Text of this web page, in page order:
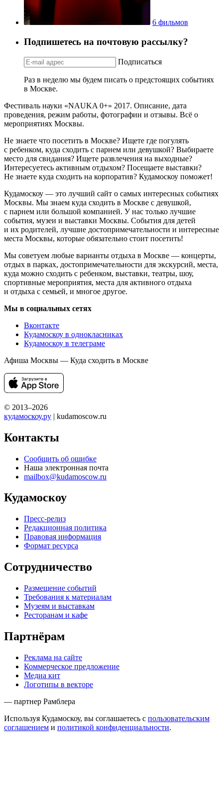
6 фильмов
Подпишетесь на почтовую рассылку?
Подписаться
Раз в неделю мы будем писать о предстоящих событиях
в Москве.
Фестиваль науки «NAUKA 0+» 2017. Описание, дата
проведения, режим работы, фотографии и отзывы. Всё о
мероприятиях Москвы.
Не знаете что посетить в Москве? Ищете где погулять
с ребенком, куда сходить с парнем или девушкой? Выбираете
место для свидания? Ищете развлечения на выходные?
Интересуетесь активным отдыхом? Посещаете выставки?
Не знаете куда сходить на корпоратив? Кудамоскоу поможет!
Кудамоскоу — это лучший сайт о самых интересных событиях
Москвы. Мы знаем куда сходить в Москве с девушкой,
с парнем или большой компанией. У нас только лучшие
события, музеи и выставки Москвы. События для детей
и их родителей, лучшие достопримечательности и интересные
места Москвы, которые обязательно стоит посетить!
Мы советуем любые варианты отдыха в Москве — концерты,
отдых в парках, достопримечательности для экскурсий, места,
куда можно сходить с ребенком, выставки, театры, шоу,
спортивные мероприятия, места для активного отдыха
и отдыха с семьей, и многое другое.
Мы в социальных сетях
Вконтакте
Кудамоскоу в однокласниках
Кудамоскоу в телеграме
Афиша Москвы — Куда сходить в Москве
© 2013–2026
кудамоскоу.ру | kudamoscow.ru
Контакты
Сообщить об ошибке
Наша электронная почта
mailbox@kudamoscow.ru
Кудамоскоу
Пресс-релиз
Редакционная политика
Правовая информация
Формат ресурса
Сотрудничество
Размещение событий
Требования к материалам
Музеям и выставкам
Ресторанам и кафе
Партнёрам
Реклама на сайте
Коммерческое предложение
Медиа кит
Логотипы в векторе
— партнер Рамблера
Используя Кудамоскоу, вы соглашаетесь с пользовательским
соглашением и политикой конфиденциальности.